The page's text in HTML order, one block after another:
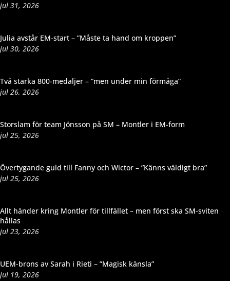
jul 31, 2026
Julia avstår EM-start – ”Måste ta hand om kroppen”
jul 30, 2026
Två starka 800-medaljer – ”men under min förmåga”
jul 26, 2026
Storslam för team Jönsson på SM – Montler i EM-form
jul 25, 2026
Övertygande guld till Fanny och Wictor – ”Känns väldigt bra”
jul 25, 2026
Allt händer kring Montler för tillfället – men först ska SM-sviten
hållas
jul 23, 2026
UEM-brons av Sarah i Rieti – ”Magisk känsla”
jul 19, 2026